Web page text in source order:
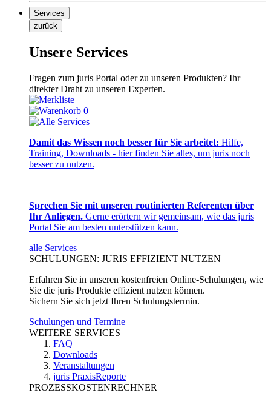
Services
zurück
Unsere Services
Fragen zum juris Portal oder zu unseren Produkten? Ihr
direkter Draht zu unseren Experten.
0
Damit das Wissen noch besser für Sie arbeitet: Hilfe,
Training, Downloads - hier finden Sie alles, um juris noch
besser zu nutzen.
Sprechen Sie mit unseren routinierten Referenten über
Ihr Anliegen. Gerne erörtern wir gemeinsam, wie das juris
Portal Sie am besten unterstützen kann.
alle Services
SCHULUNGEN: JURIS EFFIZIENT NUTZEN
Erfahren Sie in unseren kostenfreien Online-Schulungen, wie
Sie die juris Produkte effizient nutzen können.
Sichern Sie sich jetzt Ihren Schulungstermin.
Schulungen und Termine
WEITERE SERVICES
FAQ
Downloads
Veranstaltungen
juris PraxisReporte
PROZESSKOSTENRECHNER